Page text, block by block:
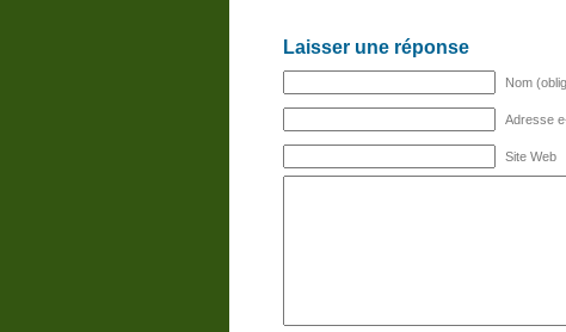
Laisser une réponse
Nom
Adresse
Site Web